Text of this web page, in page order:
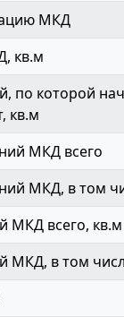
МКД
кв.м
которой
кв.м
МКД всего
МКД, в том
всего, кв.м
в том